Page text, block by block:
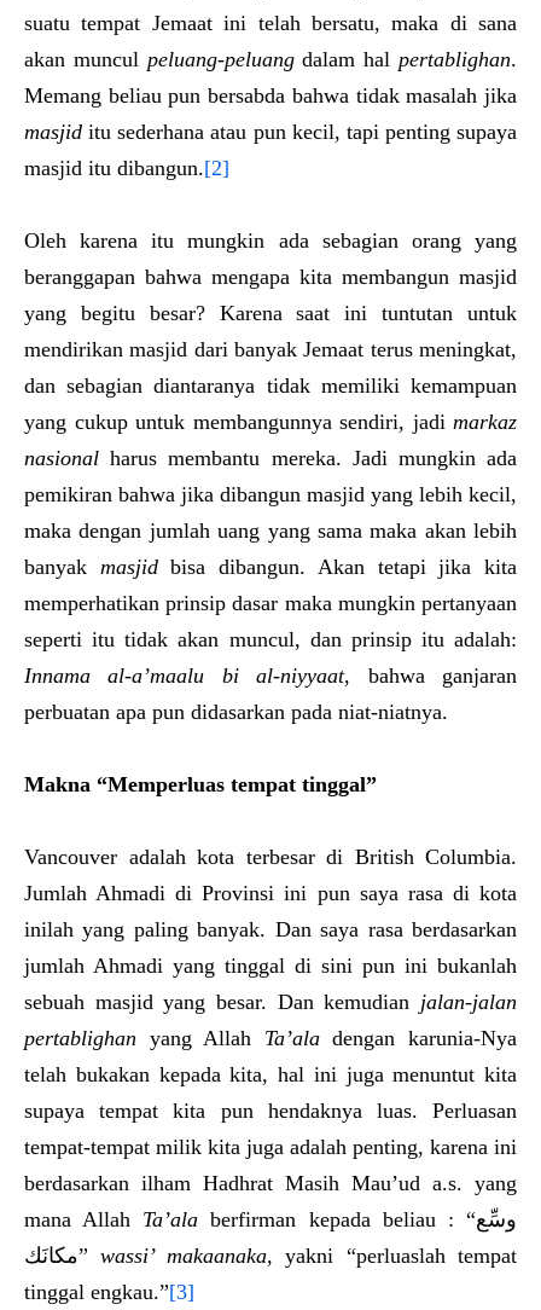
suatu tempat Jemaat ini telah bersatu, maka di sana
akan muncul peluang-peluangdalam hal pertablighan.
Memang beliau pun bersabda bahwa tidak masalah jika
masjid itu sederhana atau pun kecil, tapi penting supaya
masjid itu dibangun.[2]
Oleh karena itu mungkin ada sebagian orang yang
beranggapan bahwa mengapa kita membangun masjid
yang begitu besar? Karena saat ini tuntutan untuk
mendirikan masjid dari banyak Jemaat terus meningkat,
dan sebagian diantaranya tidak memiliki kemampuan
yang cukup untuk membangunnya sendiri, jadi markaz
nasional harus membantu mereka. Jadi mungkin ada
pemikiran bahwa jika dibangun masjid yang lebih kecil,
maka dengan jumlah uang yang sama maka akan lebih
banyak masjidbisa dibangun. Akan tetapi jika kita
memperhatikan prinsip dasar maka mungkin pertanyaan
seperti itu tidak akan muncul, dan prinsip itu adalah:
Innama al-a’maalu bi al-niyyaat, bahwa ganjaran
perbuatan apa pun didasarkan pada niat-niatnya.
Makna “Memperluas tempat tinggal”
Vancouver adalah kota terbesar di British Columbia.
Jumlah Ahmadi di Provinsi ini pun saya rasa di kota
inilah yang paling banyak. Dan saya rasa berdasarkan
jumlah Ahmadi yang tinggal di sini pun ini bukanlah
sebuah masjid yang besar. Dan kemudian jalan-jalan
pertablighan yang Allah Ta’aladengan karunia-Nya
telah bukakan kepada kita, hal ini juga menuntut kita
supaya tempat kita pun hendaknya luas. Perluasan
tempat-tempat milik kita juga adalah penting, karena ini
berdasarkan ilham Hadhrat Masih Mau’ud a.s. yang
mana Allah Ta’ala berfirman kepada beliau : “وسِّع
مكانَك”wassi’ makaanaka, yakni “perluaslah tempat
tinggal engkau.”[3]